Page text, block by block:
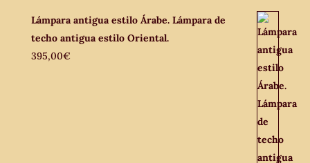
Lámpara antigua estilo Árabe. Lámpara de
techo antigua estilo Oriental.
395,00€